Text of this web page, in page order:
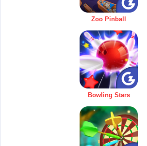
Zoo Pinball
Bowling Stars